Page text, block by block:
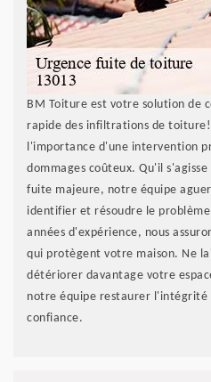
BM Toiture est votre solution de
rapide des infiltrations de
l'importance d'une intervention
dommages coûteux. Qu'il
fuite majeure, notre équipe
identifier et résoudre le problème
années d'expérience, nous
qui protègent votre maison. Ne
détériorer davantage votre
notre équipe restaurer
confiance.